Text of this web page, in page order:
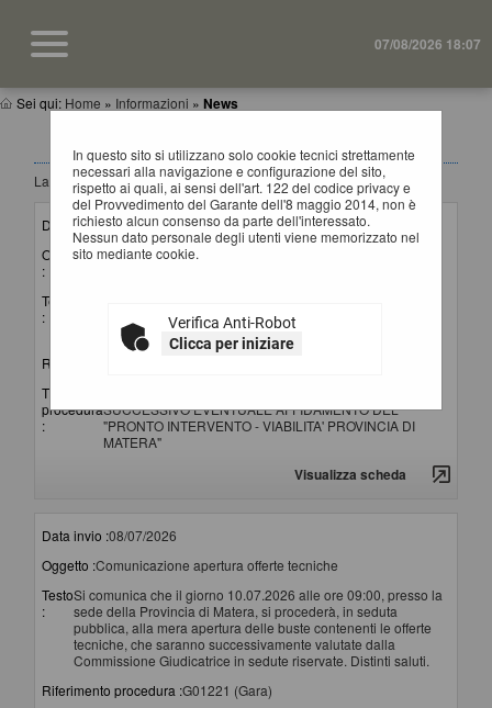
07/08/2026 18:07
Sei qui: Home » Informazioni » News
In questo sito si utilizzano solo cookie tecnici strettamente
necessari alla navigazione e configurazione del sito,
rispetto ai quali, ai sensi dell'art. 122 del codice privacy e
del Provvedimento del Garante dell'8 maggio 2014, non è
richiesto alcun consenso da parte dell'interessato.
Nessun dato personale degli utenti viene memorizzato nel
sito mediante cookie.
Verifica Anti-Robot
Clicca per iniziare
NEWS
La ricerca ha restituito 4 risultati.
Data invio :15/07/2026
Oggetto
:
Lettura punteggi offerte tecniche ed apertura offerte
Testo
:
procederà in seduta pubblica alla lettura dei punteggi attribuiti
alle offerte tecniche e all'apertura delle offerte economiche.
Riferimento procedura :
Titolo
procedura
:
SUCCESSIVO EVENTUALE AFFIDAMENTO DEL
"PRONTO INTERVENTO - VIABILITA' PROVINCIA DI
MATERA"
Visualizza scheda
Data invio :08/07/2026
Oggetto :Comunicazione apertura offerte tecniche
Testo
:
Si comunica che il giorno 10.07.2026 alle ore 09:00, presso la
sede della Provincia di Matera, si procederà, in seduta
pubblica, alla mera apertura delle buste contenenti le offerte
tecniche, che saranno successivamente valutate dalla
Commissione Giudicatrice in sedute riservate. Distinti saluti.
Riferimento procedura :G01221 (Gara)